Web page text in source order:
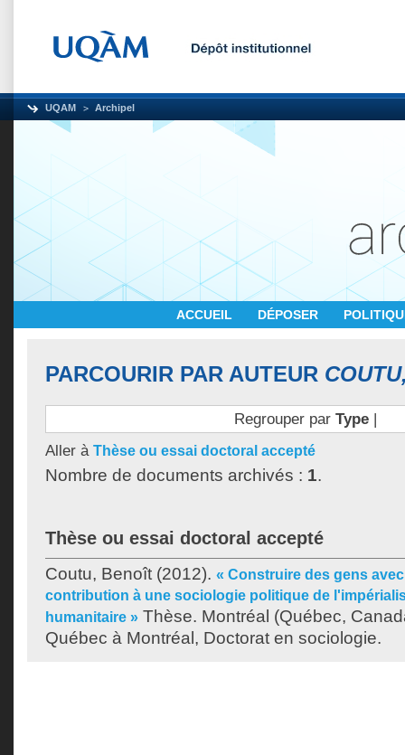
UQAM Archipel
ACCUEIL DÉPOSER
PARCOURIR PAR AUTEUR
Regrouper par Type|
Aller à Thèse ou essai doctoral accepté
Nombre de documents archivés : 1.
Thèse ou essai doctoral accepté
Coutu, Benoît (2012). « Construire des gens
contribution à une sociologie politique de
humanitaire » Thèse. Montréal (Québec,
Québec à Montréal, Doctorat en sociologie.